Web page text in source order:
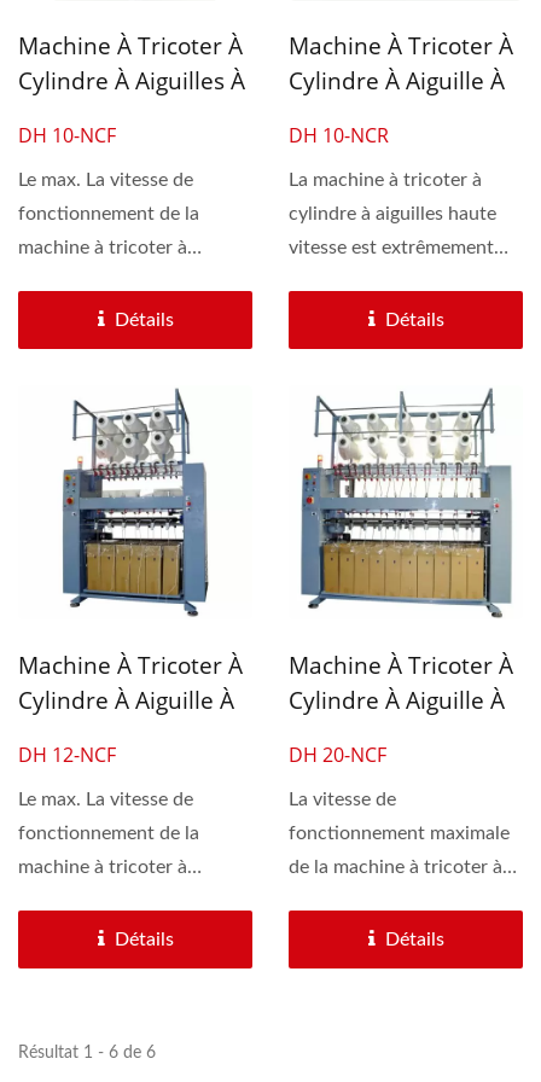
Machine À Tricoter À
Cylindre À Aiguilles À
Vitesse Pour Cordon
De Vêtement Et
Cordon Élastique
Pour Boucle D'oreille
DH 10-NCF
Le max. La vitesse de
fonctionnement de la
machine à tricoter à
Détails
Machine À Tricoter À
Cylindre À Aiguille À
Vitesse Pour Tube
Intérieur De Filtre À
Eau Et Cordon Pour
Carte D'identité
DH 10-NCR
La machine à tricoter à
cylindre à aiguilles haute
vitesse est extrêmement
Détails
Machine À Tricoter À
Cylindre À Aiguille À
Vitesse Pour Cordon
D'oreille Élastique
DH 12-NCF
Le max. La vitesse de
fonctionnement de la
machine à tricoter à
Détails
Machine À Tricoter À
Cylindre À Aiguille À
Vitesse Pour Cordon
Élastique.
DH 20-NCF
La vitesse de
fonctionnement maximale
de la machine à tricoter à
Détails
Résultat 1 - 6 de 6